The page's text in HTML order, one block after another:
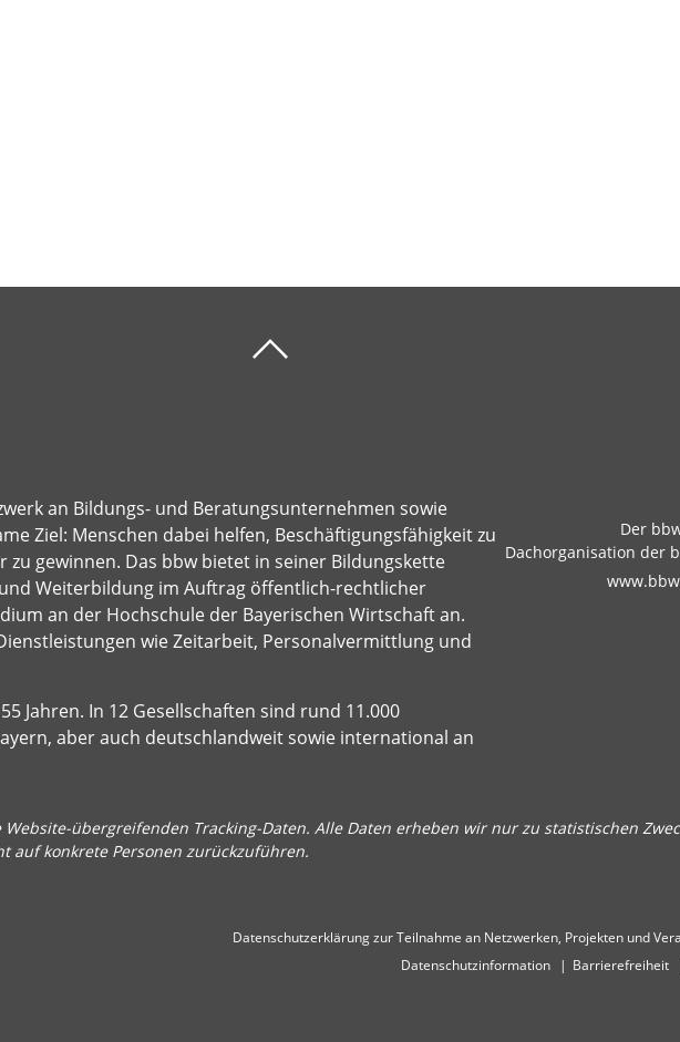
an Bildungs- und Beratungsunternehmen sowie
Ziel: Menschen dabei helfen, Beschäftigungsfähigkeit zu
gewinnen. Das bbw bietet in seiner Bildungskette
Weiterbildung im Auftrag öffentlich-rechtlicher
an der Hochschule der Bayerischen Wirtschaft an.
wie Zeitarbeit, Personalvermittlung und
Jahren. In 12 Gesellschaften sind rund 11.000
aber auch deutschlandweit sowie international an
Der
Dachorganisation der
übergreifenden Tracking-Daten. Alle Daten erheben wir nur zu statistischen
auf konkrete Personen zurückzuführen.
Datenschutzerklärung zur Teilnahme an Netzwerken, Projekten und
Datenschutzinformation
Barrierefreiheit